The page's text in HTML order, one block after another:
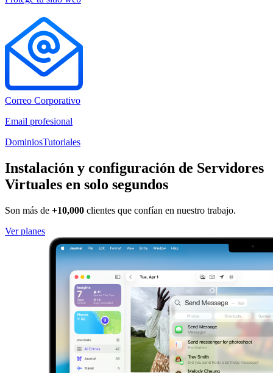
Correo Corporativo
Email profesional
DominiosTutoriales
Instalación y configuración de Servidores
Virtuales en solo segundos
Son más de +10,000 clientes que confían en nuestro trabajo.
Ver planes